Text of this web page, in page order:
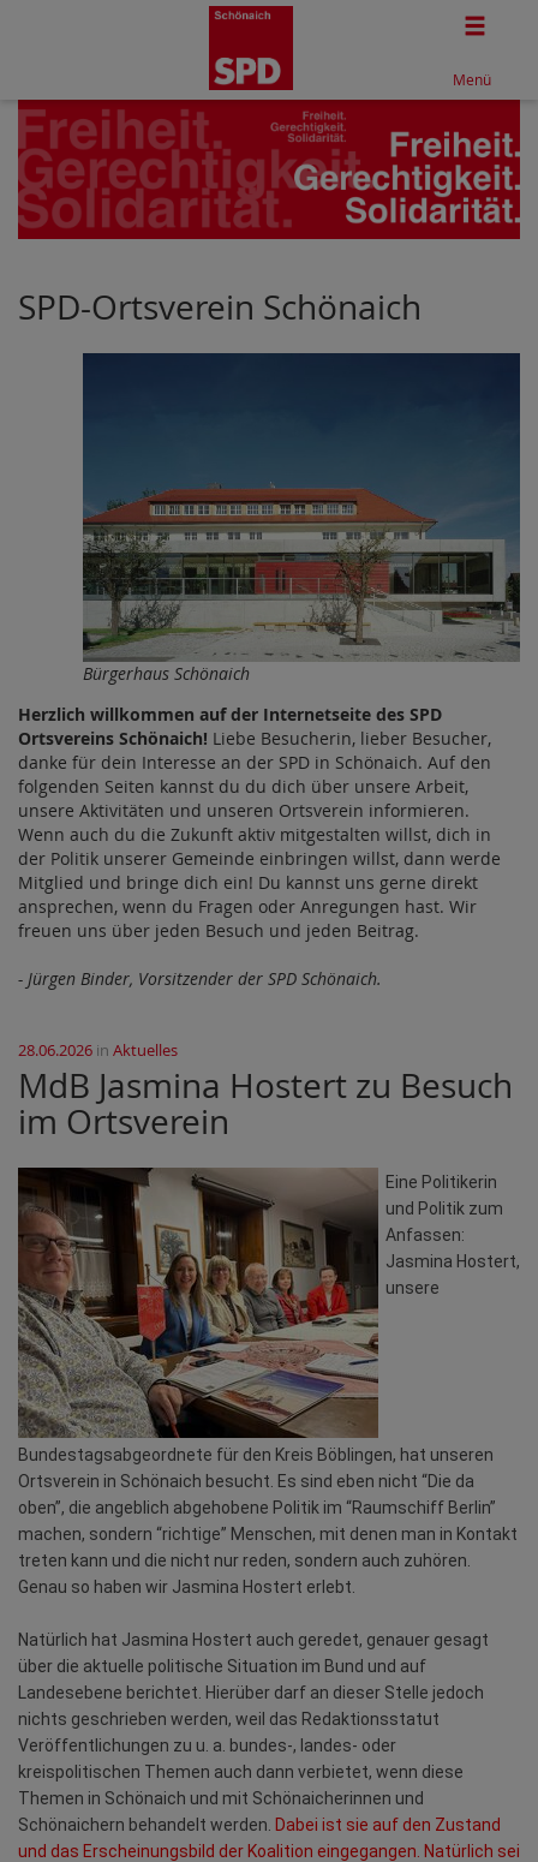
Menü
SPD-Ortsverein Schönaich
Bürgerhaus Schönaich
Herzlich willkommen auf der Internetseite des SPD
Ortsvereins Schönaich! Liebe Besucherin, lieber Besucher,
danke für dein Interesse an der SPD in Schönaich. Auf den
folgenden Seiten kannst du du dich über unsere Arbeit,
unsere Aktivitäten und unseren Ortsverein informieren.
Wenn auch du die Zukunft aktiv mitgestalten willst, dich in
der Politik unserer Gemeinde einbringen willst, dann werde
Mitglied und bringe dich ein! Du kannst uns gerne direkt
ansprechen, wenn du Fragen oder Anregungen hast. Wir
freuen uns über jeden Besuch und jeden Beitrag.
- Jürgen Binder, Vorsitzender der SPD Schönaich.
28.06.2026 in Aktuelles
MdB Jasmina Hostert zu Besuch
im Ortsverein
Eine Politikerin
und Politik zum
Anfassen:
Jasmina Hostert,
unsere
Bundestagsabgeordnete für den Kreis Böblingen, hat unseren
Ortsverein in Schönaich besucht. Es sind eben nicht “Die da
oben”, die angeblich abgehobene Politik im “Raumschiff Berlin”
machen, sondern “richtige” Menschen, mit denen man in Kontakt
treten kann und die nicht nur reden, sondern auch zuhören.
Genau so haben wir Jasmina Hostert erlebt.
Natürlich hat Jasmina Hostert auch geredet, genauer gesagt
über die aktuelle politische Situation im Bund und auf
Landesebene berichtet. Hierüber darf an dieser Stelle jedoch
nichts geschrieben werden, weil das Redaktionsstatut
Veröffentlichungen zu u. a. bundes-, landes- oder
kreispolitischen Themen auch dann verbietet, wenn diese
Themen in Schönaich und mit Schönaicherinnen und
Schönaichern behandelt werden. Dabei ist sie auf den Zustand
und das Erscheinungsbild der Koalition eingegangen. Natürlich sei